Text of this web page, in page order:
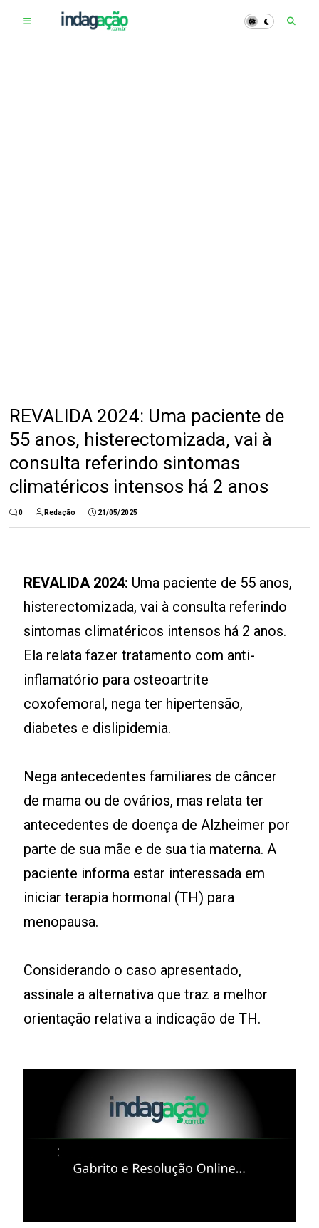
REVALIDA 2024: Uma paciente de
55 anos, histerectomizada, vai à
consulta referindo sintomas
climatéricos intensos há 2 anos
0 Redação 21/05/2025
REVALIDA 2024: Uma paciente de 55 anos,
histerectomizada, vai à consulta referindo
sintomas climatéricos intensos há 2 anos.
Ela relata fazer tratamento com anti-
inflamatório para osteoartrite
coxofemoral, nega ter hipertensão,
diabetes e dislipidemia.
Nega antecedentes familiares de câncer
de mama ou de ovários, mas relata ter
antecedentes de doença de Alzheimer por
parte de sua mãe e de sua tia materna. A
paciente informa estar interessada em
iniciar terapia hormonal (TH) para
menopausa.
Considerando o caso apresentado,
assinale a alternativa que traz a melhor
orientação relativa a indicação de TH.